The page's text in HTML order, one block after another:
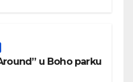
u Boho parku